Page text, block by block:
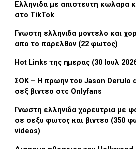
Ελληνιδα με απιστευτη κωλαρα
στο TikTok
Γνωστη ελληνιδα μοντελο και
απο το παρελθον (22 φωτος)
Hot Links της ημερας (30 Ιουλ
ΣΟΚ – Η πρωην του Jason Derulo
σεξ βιντεο στο Onlyfans
Γνωστη ελληνιδα χορευτρια με
σε σεξυ φωτος και βιντεο (350
videos)